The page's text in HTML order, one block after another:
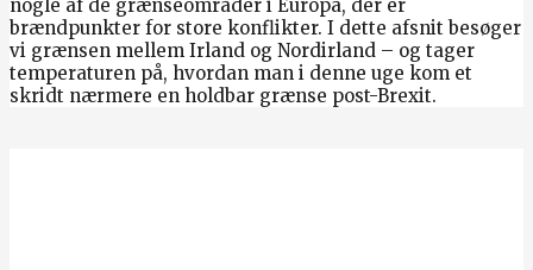
nogle af de grænseområder i Europa, der er
brændpunkter for store konflikter. I dette afsnit besøger
vi grænsen mellem Irland og Nordirland – og tager
temperaturen på, hvordan man i denne uge kom et
skridt nærmere en holdbar grænse post-Brexit.